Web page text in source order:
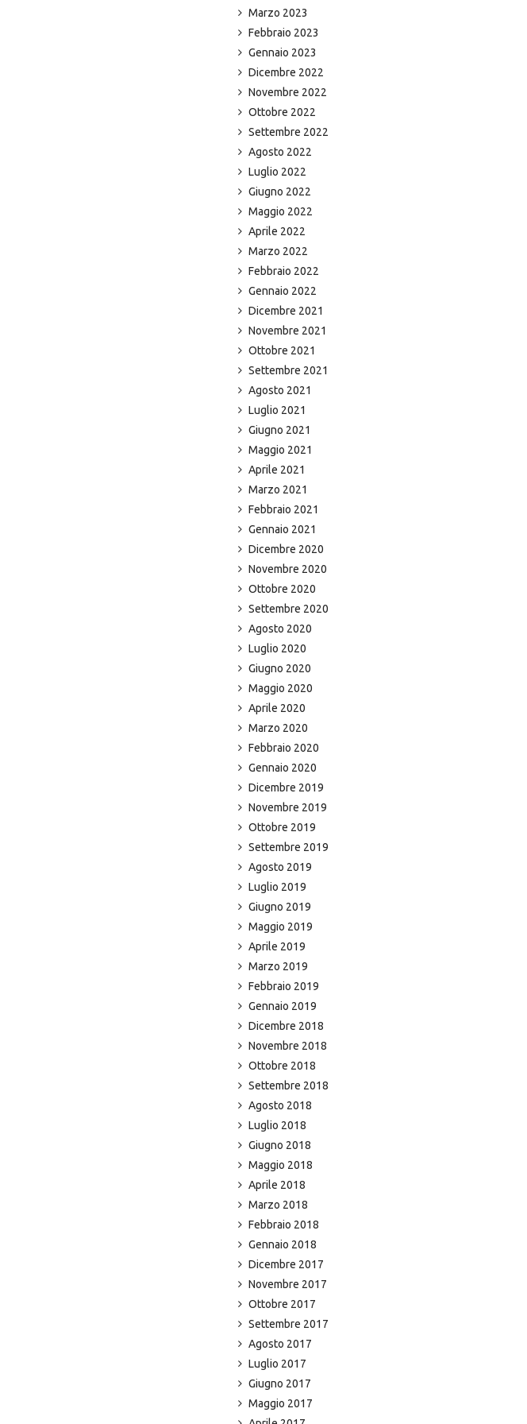
Marzo 2023
Febbraio 2023
Gennaio 2023
Dicembre 2022
Novembre 2022
Ottobre 2022
Settembre 2022
Agosto 2022
Luglio 2022
Giugno 2022
Maggio 2022
Aprile 2022
Marzo 2022
Febbraio 2022
Gennaio 2022
Dicembre 2021
Novembre 2021
Ottobre 2021
Settembre 2021
Agosto 2021
Luglio 2021
Giugno 2021
Maggio 2021
Aprile 2021
Marzo 2021
Febbraio 2021
Gennaio 2021
Dicembre 2020
Novembre 2020
Ottobre 2020
Settembre 2020
Agosto 2020
Luglio 2020
Giugno 2020
Maggio 2020
Aprile 2020
Marzo 2020
Febbraio 2020
Gennaio 2020
Dicembre 2019
Novembre 2019
Ottobre 2019
Settembre 2019
Agosto 2019
Luglio 2019
Giugno 2019
Maggio 2019
Aprile 2019
Marzo 2019
Febbraio 2019
Gennaio 2019
Dicembre 2018
Novembre 2018
Ottobre 2018
Settembre 2018
Agosto 2018
Luglio 2018
Giugno 2018
Maggio 2018
Aprile 2018
Marzo 2018
Febbraio 2018
Gennaio 2018
Dicembre 2017
Novembre 2017
Ottobre 2017
Settembre 2017
Agosto 2017
Luglio 2017
Giugno 2017
Maggio 2017